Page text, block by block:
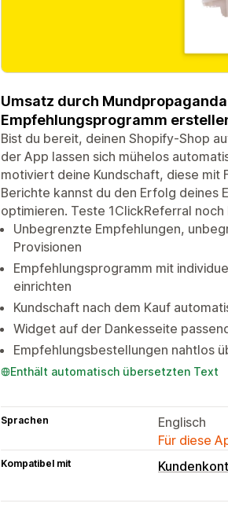
Umsatz durch
Empfehlungsprogramm
Bist du bereit, deinen Shopify-Shop
der App lassen sich mühelos
motiviert deine Kundschaft, diese mit
Berichte kannst du den Erfolg deines
optimieren. Teste 1ClickReferral
Unbegrenzte Empfehlungen,
Provisionen
Empfehlungsprogramm mit
einrichten
Kundschaft nach dem Kauf
Widget auf der Dankesseite
Empfehlungsbestellungen nahtlos
Enthält automatisch übersetzten Text
Sprachen
Englisch
Für diese
Kompatibel mit